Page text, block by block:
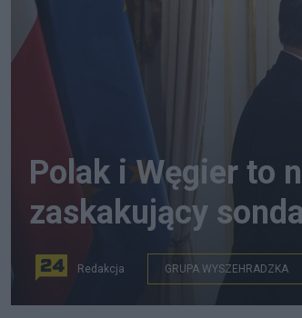
Polak i Węgier to
zaskakujący
Redakcja GRUPA WYSZEHRADZKA